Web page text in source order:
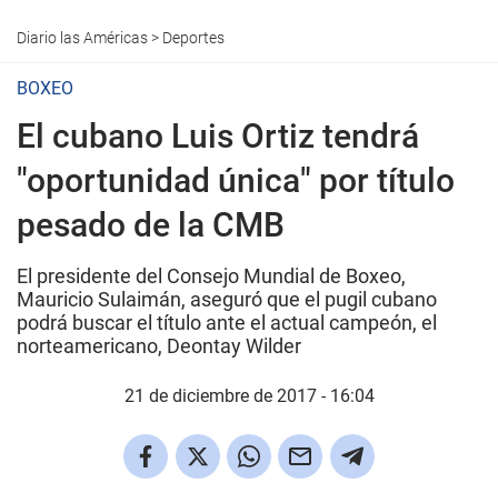
Diario las Américas> Deportes
BOXEO
El cubano Luis Ortiz tendrá
"oportunidad única" por título
pesado de la CMB
El presidente del Consejo Mundial de Boxeo,
Mauricio Sulaimán, aseguró que el pugil cubano
podrá buscar el título ante el actual campeón, el
norteamericano, Deontay Wilder
21 de diciembre de 2017 - 16:04